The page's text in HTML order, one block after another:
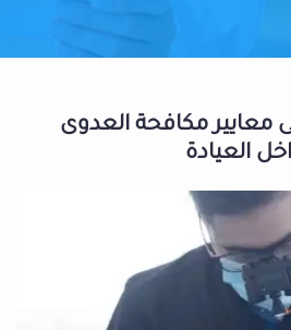
معايير مكافحة العدوى
العيادة